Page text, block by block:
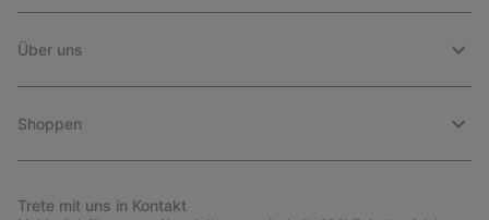
Über uns
Shoppen
Trete mit uns in Kontakt